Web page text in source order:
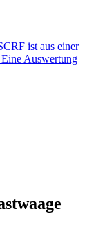
ist aus einer
Auswertung